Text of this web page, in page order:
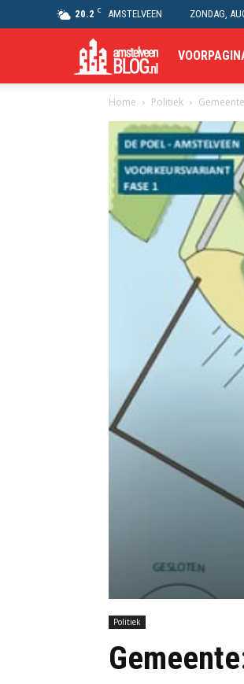
20.2 C AMSTELVEEN ZONDAG,
Amstelveen
Blog
Home Politiek
Politiek